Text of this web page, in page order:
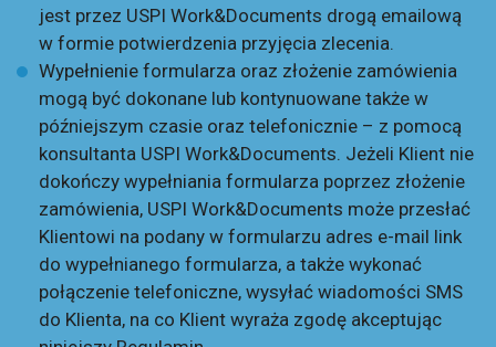
jest przez USPI Work&Documents drogą emailową
w formie potwierdzenia przyjęcia zlecenia.
Wypełnienie formularza oraz złożenie zamówienia
mogą być dokonane lub kontynuowane także w
późniejszym czasie oraz telefonicznie – z pomocą
konsultanta USPI Work&Documents. Jeżeli Klient nie
dokończy wypełniania formularza poprzez złożenie
zamówienia, USPI Work&Documents może przesłać
Klientowi na podany w formularzu adres e-mail link
do wypełnianego formularza, a także wykonać
połączenie telefoniczne, wysyłać wiadomości SMS
do Klienta, na co Klient wyraża zgodę akceptując